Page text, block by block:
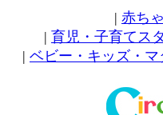
| 赤ち
| 育児・子育てス
| ベビー・キッズ・マ